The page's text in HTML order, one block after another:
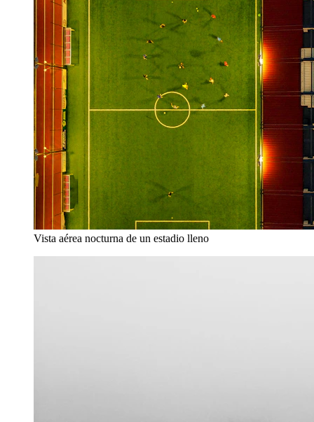
Vista aérea nocturna de un estadio lleno